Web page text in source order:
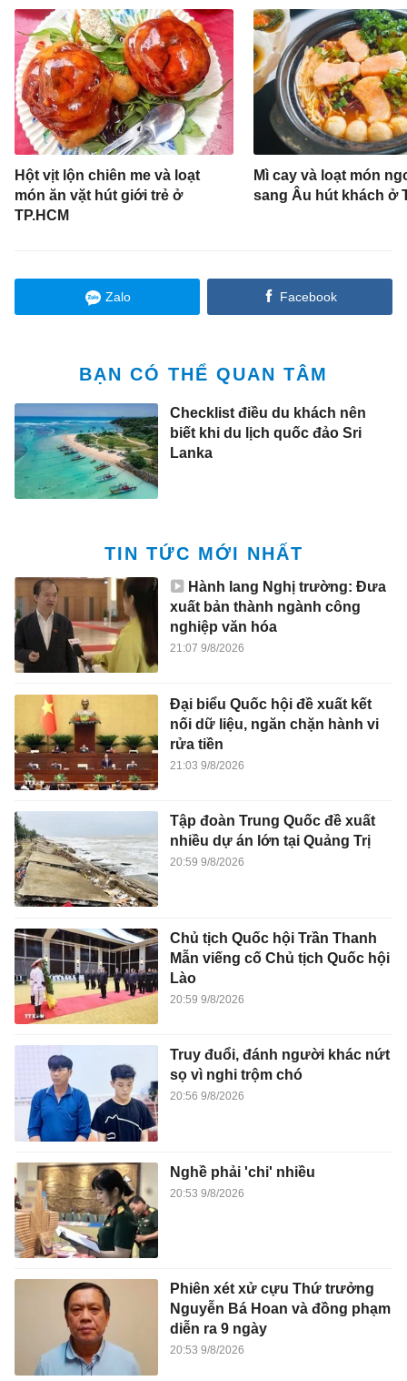
Hột vịt lộn chiên me và loạt
món ăn vặt hút giới trẻ ở
TP.HCM
Mì cay và loạt món
sang Âu hút khách ở
Zalo Facebook
BẠN CÓ THỂ QUAN TÂM
Checklist điều du khách nên
biết khi du lịch quốc đảo Sri
Lanka
TIN TỨC MỚI NHẤT
Hành lang Nghị trường: Đưa
xuất bản thành ngành công
nghiệp văn hóa
21:07 9/8/2026
Đại biểu Quốc hội đề xuất kết
nối dữ liệu, ngăn chặn hành vi
rửa tiền
21:03 9/8/2026
Tập đoàn Trung Quốc đề xuất
nhiều dự án lớn tại Quảng Trị
20:59 9/8/2026
Chủ tịch Quốc hội Trần Thanh
Mẫn viếng cố Chủ tịch Quốc hội
Lào
20:59 9/8/2026
Truy đuổi, đánh người khác nứt
sọ vì nghi trộm chó
20:56 9/8/2026
Nghề phải 'chi' nhiều
20:53 9/8/2026
Phiên xét xử cựu Thứ trưởng
Nguyễn Bá Hoan và đồng phạm
diễn ra 9 ngày
20:53 9/8/2026